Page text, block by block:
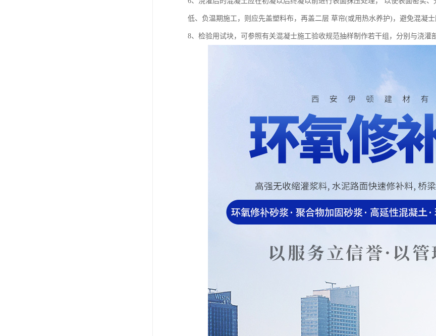
低、负温期施工，则应先盖塑料布，再盖二层 草帘(或用热水养护)，避免混凝士
8、检验用试块，可参照有关混凝士施工验收规范抽样制作若干组，分别与浇灌